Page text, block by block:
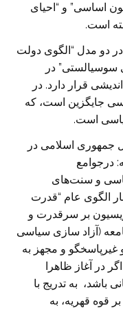
اساسی” و “احیای
است.
دو مدل “الگوی دولت
سوسیالستی” در
قرار دارد. در
جایگزین است، که
است.
جمهوری اسلامی در
درجوامع
و سنت‌های
الگوی عام “قدرت
بر سرقدرت و
(آزاد سازی سیاسی
غیرپاسخگو و مجهز به
در آغاز ظاهرا
باشد، به تدریج با
قوه قهریه، به